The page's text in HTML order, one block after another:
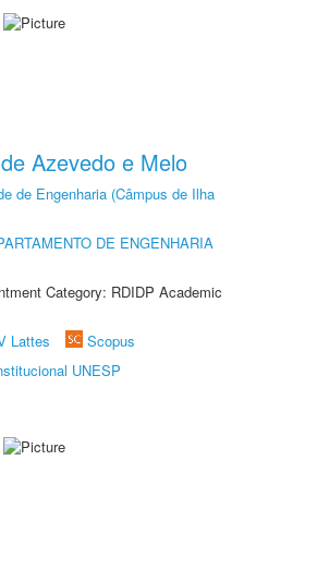
Azevedo e Melo
de Engenharia (Câmpus de Ilha
DE ENGENHARIA
Category: RDIDP Academic
Lattes
Scopus
UNESP